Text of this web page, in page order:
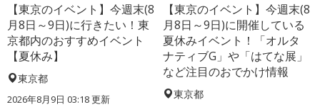
【東京のイベント】今週末(8
月8日～9日)に行きたい！東
京都内のおすすめイベント
【夏休み】
東京都
2026年8月9日 03:18更新
【東京のイベント】今週末(8
月8日～9日)に開催している
夏休みイベント！「オルタ
ナティブG」や「はてな展」
など注目のおでかけ情報
東京都